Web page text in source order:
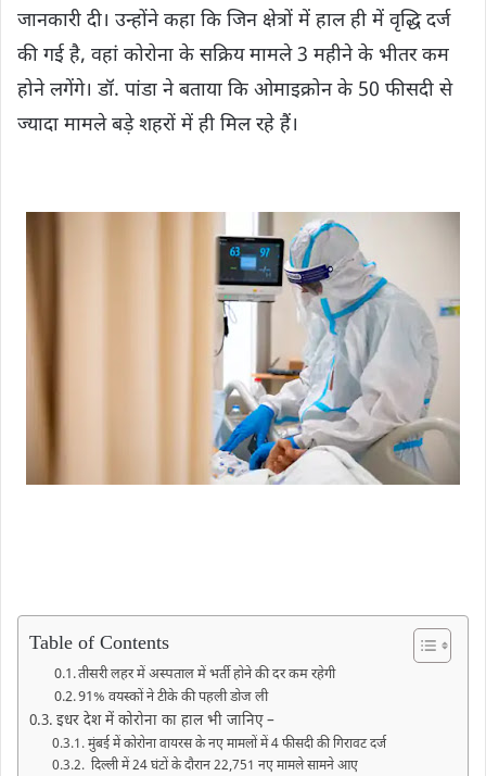
जानकारी दी। उन्होंने कहा कि जिन क्षेत्रों में हाल ही में वृद्धि दर्ज
की गई है, वहां कोरोना के सक्रिय मामले 3 महीने के भीतर कम
होने लगेंगे। डॉ. पांडा ने बताया कि ओमाइक्रोन के 50 फीसदी से
ज्यादा मामले बड़े शहरों में ही मिल रहे हैं।
Table of Contents
तीसरी लहर में अस्पताल में भर्ती होने की दर कम रहेगी
91% वयस्कों ने टीके की पहली डोज ली
इधर देश में कोरोना का हाल भी जानिए –
मुंबई में कोरोना वायरस के नए मामलों में 4 फीसदी की गिरावट दर्ज
दिल्ली में 24 घंटों के दौरान 22,751 नए मामले सामने आए